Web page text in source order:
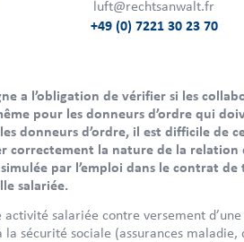
luft@rechtsanwalt.fr
+49 (0) 7221 30 23 70
a l’obligation de vérifier si les
pour les donneurs d’ordre qui
donneurs d’ordre, il est difficile
correctement la nature de la
par l’emploi dans le contrat
salariée.
activité salariée contre versement
sécurité sociale (assurances